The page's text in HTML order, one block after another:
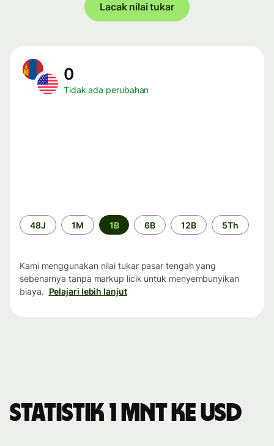
Lacak nilai tukar
0
Tidak ada perubahan
Periode
waktu
48J 1M 1B 6B 12B 5Th
Kami menggunakan nilai tukar pasar tengah yang
sebenarnya tanpa markup licik untuk menyembunyikan
biaya. Pelajari lebih lanjut
Statistik 1 MNT ke USD